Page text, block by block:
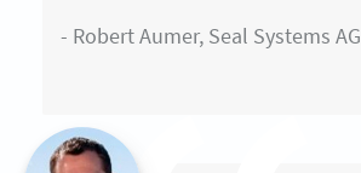
- Robert Aumer, Seal Systems AG